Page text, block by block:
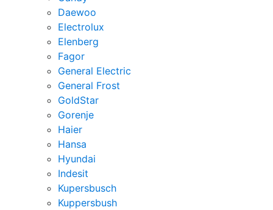
Daewoo
Electrolux
Elenberg
Fagor
General Electric
General Frost
GoldStar
Gorenje
Haier
Hansa
Hyundai
Indesit
Kupersbusch
Kuppersbush